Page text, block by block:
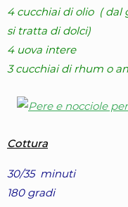
4 cucchiai di olio ( dal
si tratta di dolci)
4 uova intere
3 cucchiai di rhum o
Cottura
30/35 minuti
180 gradi